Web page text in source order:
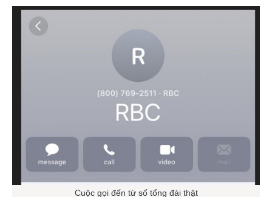
Cuộc gọi đến từ số tổng đài thật